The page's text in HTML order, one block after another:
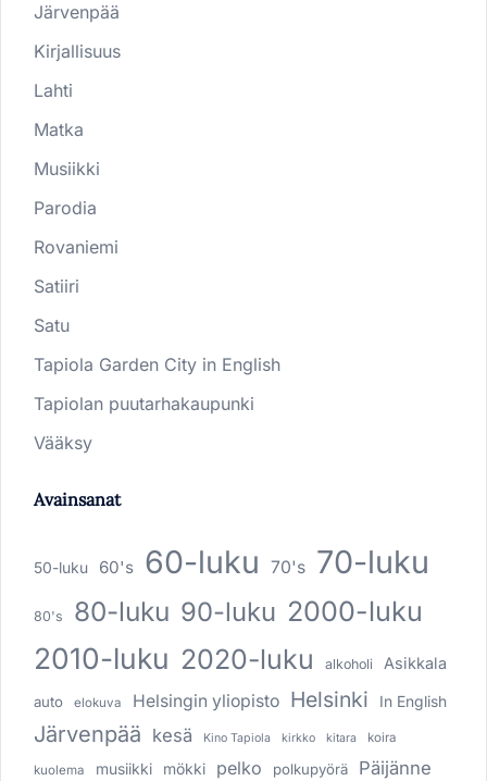
Järvenpää
Kirjallisuus
Lahti
Matka
Musiikki
Parodia
Rovaniemi
Satiiri
Satu
Tapiola Garden City in English
Tapiolan puutarhakaupunki
Vääksy
Avainsanat
50-luku 60's 60-luku 70's 70-luku
80's 80-luku 90-luku 2000-luku
2010-luku 2020-luku alkoholi Asikkala
auto elokuva Helsingin yliopisto Helsinki In English
Järvenpää kesä Kino Tapiola kirkko kitara koira
kuolema musiikki mökki pelko polkupyörä Päijänne